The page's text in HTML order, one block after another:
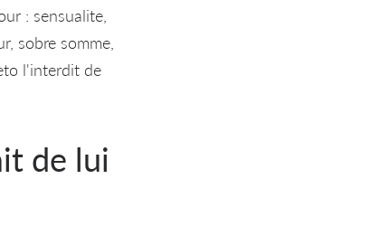
: sensualite,
sobre somme,
l'interdit de
de lui